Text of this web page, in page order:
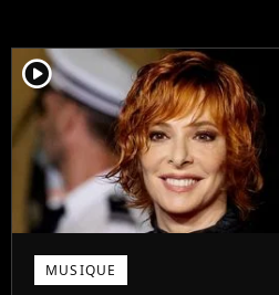
player2
MUSIQUE